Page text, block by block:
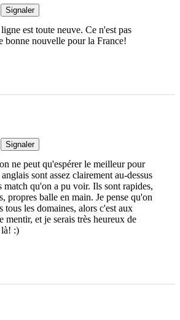
Signaler
ligne est toute neuve. Ce n'est pas
bonne nouvelle pour la France!
Signaler
on ne peut qu'espérer le meilleur pour
anglais sont assez clairement au-dessus
match qu'on a pu voir. Ils sont rapides,
propres balle en main. Je pense qu'on
tous les domaines, alors c'est aux
mentir, et je serais très heureux de
là! :)